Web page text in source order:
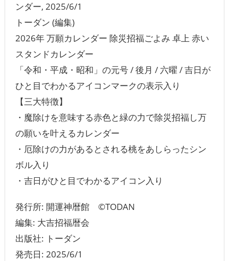
ンダー, 2025/6/1
トーダン (編集)
2026年 万願カレンダー 除災招福ごよみ 卓上 赤い
スタンドカレンダー
「令和・平成・昭和」の元号 / 後月 / 六曜 / 吉日が
ひと目でわかるアイコンマークの表示入り
【三大特徴】
・魔除けを意味する赤色と緑の力で除災招福し万
の願いを叶えるカレンダー
・厄除けの力があるとされる桃をあしらったシン
ボル入り
・吉日がひと目でわかるアイコン入り
発行所: 開運神暦館 ©TODAN
編集: 大吉招福暦会
出版社: ‎トーダン
発売日: ‎2025/6/1